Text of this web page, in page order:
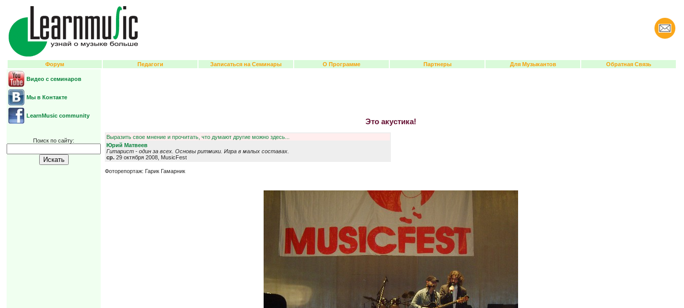
Форум Педагоги Записаться на Семинары О Программе Партнеры Для Музыкантов Обратная Связь
Видео с семинаров
Мы в Контакте
LearnMusic community
Поиск по сайту:
Это акустика!
Выразить свое мнение и прочитать, что думают другие можно здесь...
Юрий Матвеев
Гитарист - один за всех. Основы ритмики. Игра в малых составах.
ср. 29 октября 2008, MusicFest
Фоторепортаж: Гарик Гамарник